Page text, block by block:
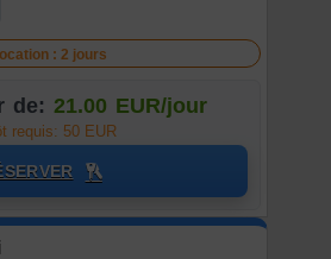
: 2 jours
de: 21.00 EUR/jour
requis: 50 EUR